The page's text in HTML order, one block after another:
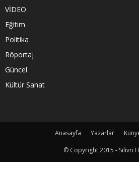
VİDEO
Eğitim
Politika
Röportaj
Güncel
Kültür Sanat
Anasayfa Yazarlar
© Copyright 2015 - Silivri